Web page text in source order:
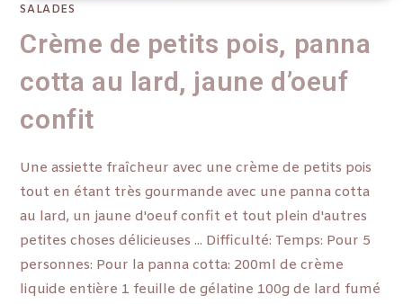
SALADES
Crème de petits pois, panna
cotta au lard, jaune d’oeuf
confit
Une assiette fraîcheur avec une crème de petits pois
tout en étant très gourmande avec une panna cotta
au lard, un jaune d'oeuf confit et tout plein d'autres
petites choses délicieuses ... Difficulté: Temps: Pour 5
personnes: Pour la panna cotta: 200ml de crème
liquide entière 1 feuille de gélatine 100g de lard fumé